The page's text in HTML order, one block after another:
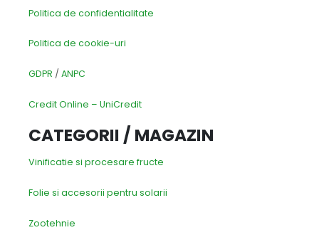
Politica de confidentialitate
Politica de cookie-uri
GDPR / ANPC
Credit Online – UniCredit
CATEGORII / MAGAZIN
Vinificatie si procesare fructe
Folie si accesorii pentru solarii
Zootehnie